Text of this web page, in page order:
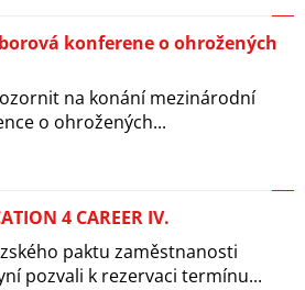
konferene o ohrožených
na konání mezinárodní
o ohrožených...
4 CAREER IV.
paktu zaměstnanosti
pozvali k rezervaci termínu...